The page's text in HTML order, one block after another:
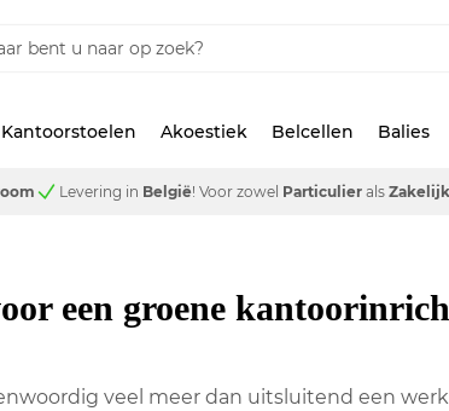
Kantoorstoelen Akoestiek Belcellen Balies
Levering in België! Voor zowel Particulier als Zakelijk
een groene
veel meer dan uitsluitend een